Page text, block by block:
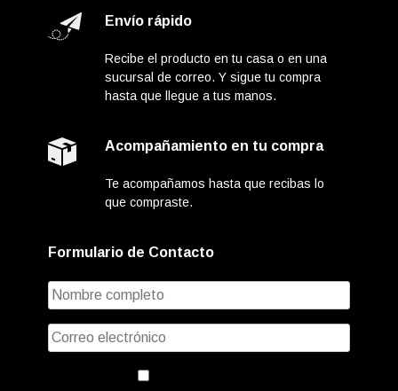
Envío rápido
Recibe el producto en tu casa o en una
sucursal de correo. Y sigue tu compra
hasta que llegue a tus manos.
Acompañamiento en tu compra
Te acompañamos hasta que recibas lo
que compraste.
Formulario de Contacto